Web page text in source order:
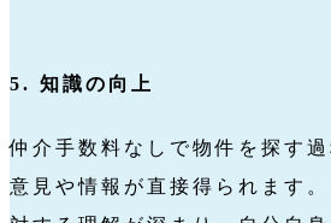
5. 知識の向上
仲介手数料なしで物件を探す
意見や情報が直接得られます